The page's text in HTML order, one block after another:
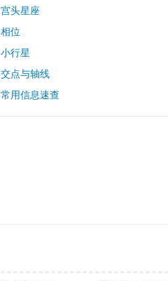
宫头星座
相位
小行星
交点与轴线
常用信息速查